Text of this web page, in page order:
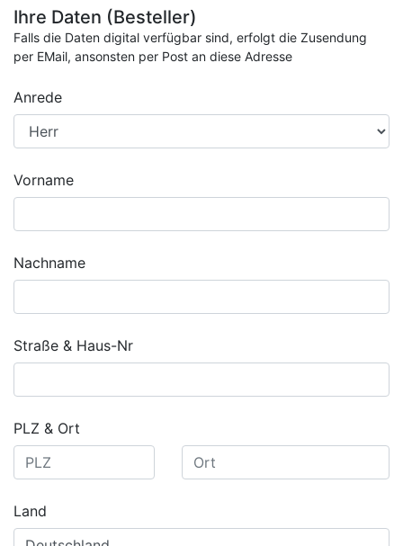
Ihre Daten (Besteller)
Falls die Daten digital verfügbar sind, erfolgt die Zusendung
per EMail, ansonsten per Post an diese Adresse
Anrede
Vorname
Nachname
Straße & Haus-Nr
PLZ & Ort
Land